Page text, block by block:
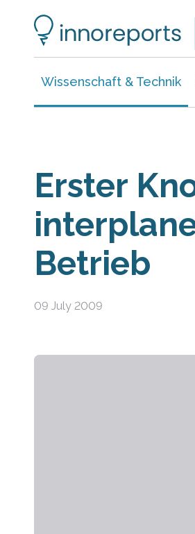
Wissenschaft & Technik
Erster
Betrieb
09 July 2009